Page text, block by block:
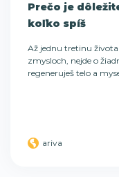
Prečo je
koľko spíš
Až jednu tretinu
zmysloch, nejde o
regeneruješ telo a
ariva